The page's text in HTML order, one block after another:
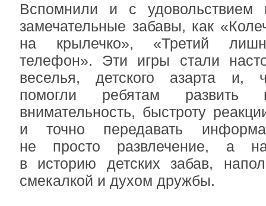
Вспомнили и с удовольствием
замечательные забавы, как
на крылечко», «Третий
телефон». Эти игры стали
веселья, детского азарта и,
помогли ребятам развить
внимательность, быстроту
и точно передавать
не просто развлечение, а
в историю детских забав,
смекалкой и духом дружбы.